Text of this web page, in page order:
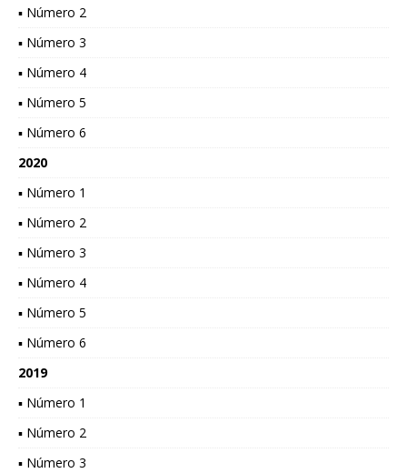
▪ Número 2
▪ Número 3
▪ Número 4
▪ Número 5
▪ Número 6
2020
▪ Número 1
▪ Número 2
▪ Número 3
▪ Número 4
▪ Número 5
▪ Número 6
2019
▪ Número 1
▪ Número 2
▪ Número 3